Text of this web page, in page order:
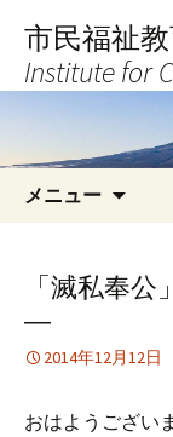
へ
キ
市民福祉
Institute for
メニュー
「滅私奉
―
2014年12月12日
おはようござい